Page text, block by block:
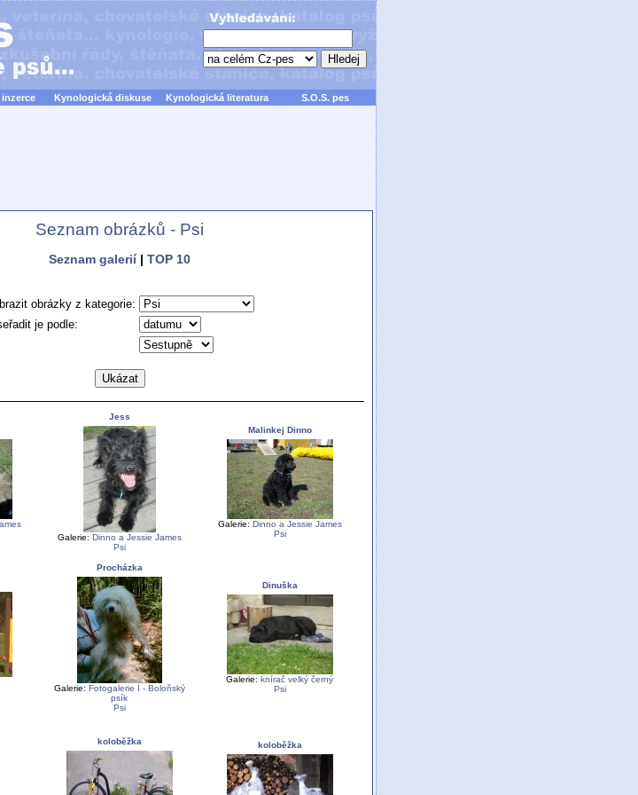
Kynologická diskuse Kynologická literatura S.O.S. pes
Seznam obrázků - Psi
Seznam galerií| TOP 10
obrázky z kategorie:
je podle:
Jess
Galerie: Dinno a Jessie James
Psi
Malinkej Dinno
Galerie: Dinno a Jessie James
Psi
Procházka
Galerie: Fotogalerie I - Boloňský
psík
Psi
Dinuška
Galerie: knírač velký černý
Psi
koloběžka
koloběžka